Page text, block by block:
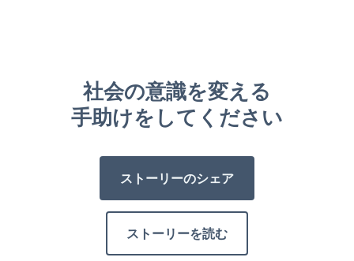
社会の意識を変える
手助けをしてください
ストーリーのシェア
ストーリーを読む